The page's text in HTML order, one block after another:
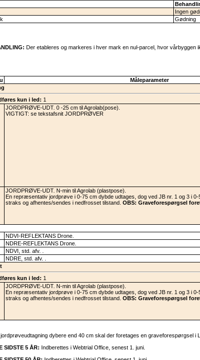
Ingen
Gødning
Der etableres og markeres i hver mark en nul-parcel, hvor vårbyggen
Måleparameter
kun i led: 1
JORDPRØVE-UDT. 0 -25 cm til Agrolab(pose).
VIGTIGT: se tekstafsnit JORDPRØVER
JORDPRØVE-UDT. N-min til Agrolab (plastpose).
En repræsentativ jordprøve i 0-75 cm dybde udtages, dog ved JB nr. 1 og 3 i
straks og afhentes/sendes i nedfrosset tilstand. OBS: Graveforespørgsel
NDVI-REFLEKTANS Drone.
NDRE-REFLEKTANS Drone.
NDVI, std. afv. .
NDRE, std. afv. .
kun i led: 1
JORDPRØVE-UDT. N-min til Agrolab (plastpose).
En repræsentativ jordprøve i 0-75 cm dybde udtages, dog ved JB nr. 1 og 3 i
straks og afhentes/sendes i nedfrosset tilstand. OBS: Graveforespørgsel
jordprøveudtagning dybere end 40 cm skal der foretages en graveforespørgsel
SIDSTE 5 ÅR: Indberettes i Webtrial Office, senest 1. juni.